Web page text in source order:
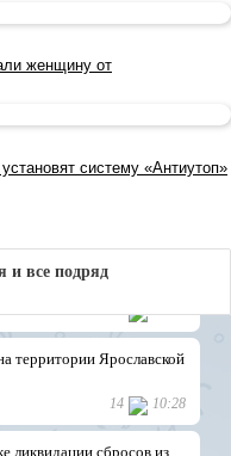
женщину от
систему «Антиутоп»